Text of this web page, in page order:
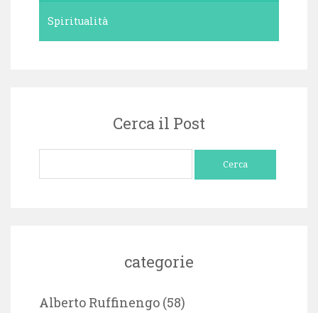
Spiritualità
Cerca il Post
categorie
Alberto Ruffinengo (58)